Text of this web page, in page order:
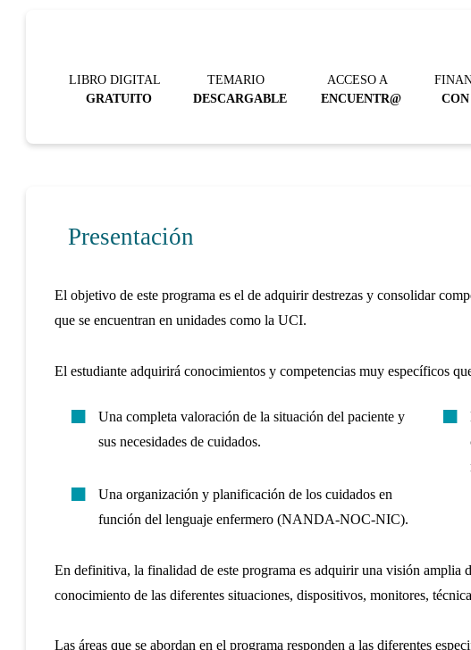
LIBRO DIGITAL
GRATUITO
TEMARIO
DESCARGABLE
ACCESO A
ENCUENTR@
Presentación
El objetivo de este programa es el de adquirir destrezas y consolidar
que se encuentran en unidades como la UCI.
El estudiante adquirirá conocimientos y competencias muy específicos
Una completa valoración de la situación del paciente y
sus necesidades de cuidados.
Una organización y planificación de los cuidados en
función del lenguaje enfermero (NANDA-NOC-NIC).
En definitiva, la finalidad de este programa es adquirir una visión amplia
conocimiento de las diferentes situaciones, dispositivos, monitores,
Las áreas que se abordan en el programa responden a las diferentes